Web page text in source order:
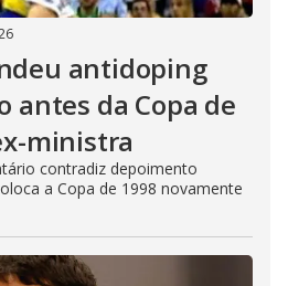
antidoping
antes da Copa de
ministra
contradiz depoimento
a Copa de 1998 novamente